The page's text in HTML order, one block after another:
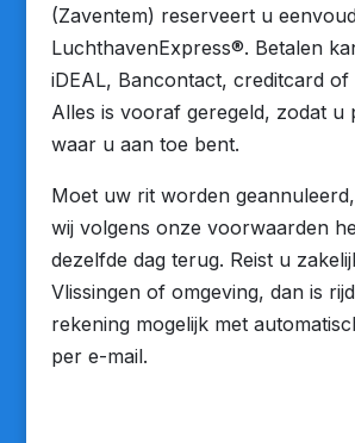
(Zaventem) reserveert u
LuchthavenExpress®. Betalen
iDEAL, Bancontact, creditcard of
Alles is vooraf geregeld, zodat u
waar u aan toe bent.
Moet uw rit worden
wij volgens onze voorwaarden
dezelfde dag terug. Reist u
Vlissingen of omgeving, dan is
rekening mogelijk met
per e-mail.